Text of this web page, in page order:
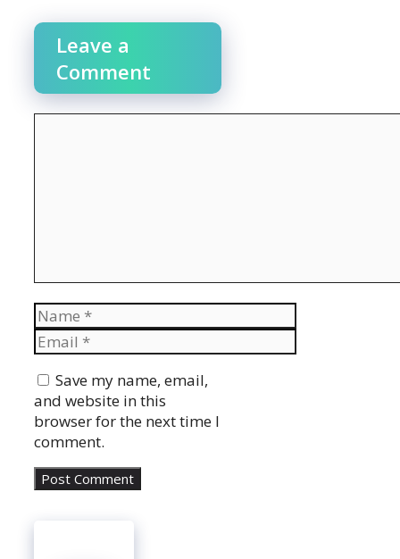
Leave a
Comment
Name
Email
Save my name, email,
and website in this
browser for the next time I
comment.